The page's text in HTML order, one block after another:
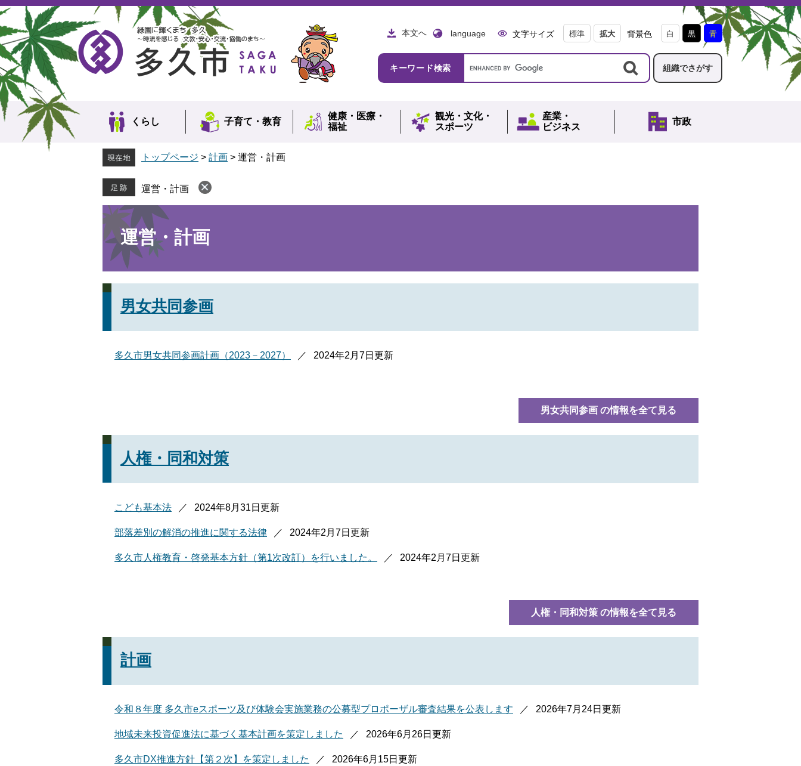
ペ
ー
ジ
の
先
頭
で
す。
メ
ニ
ュ
ー
を
飛
ば
し
て
本
本文へ language 文字サイズ 標準 拡大 背景色 白 黒 青
キーワード検索
カ
ス
検
索
組織でさがす
くらし 子育て・ 教育
健康・ 医療・
福祉
観光・ 文化・
スポーツ
産業・
ビジネス
市政
トップページ > 計画 > 運営・計画
運営・計画
本
文
運営・計画
男女共同参画
多久市男女共同参画計画（2023－2027） 2024年2月7日更新
男女共同参画 の情報を全て見る
人権・同和対策
こども基本法 2024年8月31日更新
部落差別の解消の推進に関する法律 2024年2月7日更新
多久市人権教育・啓発基本方針（第1次改訂）を行いました。 2024年2月7日更新
人権・同和対策 の情報を全て見る
計画
令和８年度 多久市eスポーツ及び体験会実施業務の公募型プロポーザル審査結果を公表します 2026年7月24日更新
地域未来投資促進法に基づく基本計画を策定しました 2026年6月26日更新
多久市DX推進方針【第２次】を策定しました 2026年6月15日更新